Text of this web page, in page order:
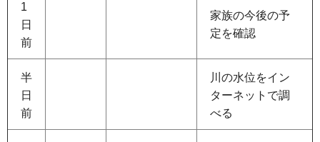
1
日
前
家族の今後の予
定を確認
半
日
前
川の水位をイン
ターネットで調
べる